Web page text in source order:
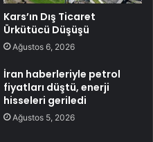
Kars’ın Dış Ticaret
Ürkütücü Düşüşü
Ağustos 6, 2026
İran haberleriyle petrol
fiyatları düştü, enerji
hisseleri geriledi
Ağustos 5, 2026